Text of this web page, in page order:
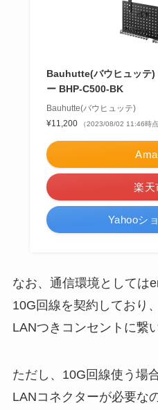
Bauhutte(バウヒュッテ)
ー BHP-C500-BK
Bauhutte(バウヒュッテ)
¥11,200
（2023/08/02 11:46時
楽天
Yahooシ
なお、通信環境としては
10G回線を契約しており
LANつきコンセントに繋
ただし、10G回線使う場
LANコネクターが必要な